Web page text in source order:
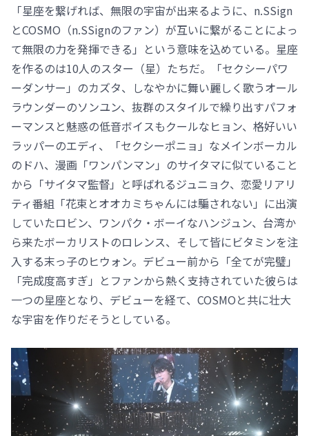
「星座を繋げれば、無限の宇宙が出来るように、n.SSign
とCOSMO（n.SSignのファン）が互いに繋がることによっ
て無限の力を発揮できる」という意味を込めている。星座
を作るのは10人のスター（星）たちだ。「セクシーパワ
ーダンサー」のカズタ、しなやかに舞い麗しく歌うオール
ラウンダーのソンユン、抜群のスタイルで繰り出すパフォ
ーマンスと魅惑の低音ボイスもクールなヒョン、格好いい
ラッパーのエディ、「セクシーポニョ」なメインボーカル
のドハ、漫画「ワンパンマン」のサイタマに似ていること
から「サイタマ監督」と呼ばれるジュニョク、恋愛リアリ
ティ番組「花束とオオカミちゃんには騙されない」に出演
していたロビン、ワンパク・ボーイなハンジュン、台湾か
ら来たボーカリストのロレンス、そして皆にビタミンを注
入する末っ子のヒウォン。デビュー前から「全てが完璧」
「完成度高すぎ」とファンから熱く支持されていた彼らは
一つの星座となり、デビューを経て、COSMOと共に壮大
な宇宙を作りだそうとしている。